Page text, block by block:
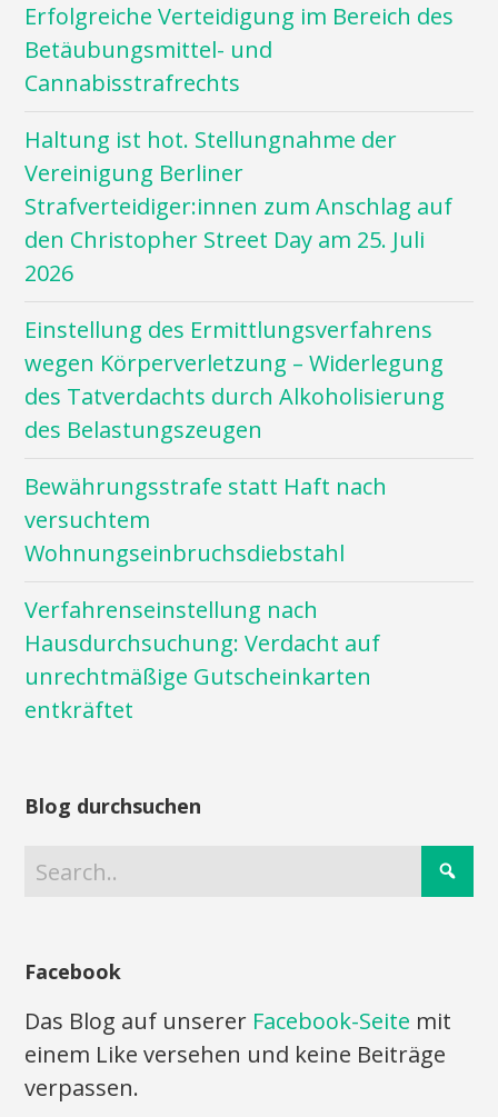
Erfolgreiche Verteidigung im Bereich des
Betäubungsmittel- und
Cannabisstrafrechts
Haltung ist hot. Stellungnahme der
Vereinigung Berliner
Strafverteidiger:innen zum Anschlag auf
den Christopher Street Day am 25. Juli
2026
Einstellung des Ermittlungsverfahrens
wegen Körperverletzung – Widerlegung
des Tatverdachts durch Alkoholisierung
des Belastungszeugen
Bewährungsstrafe statt Haft nach
versuchtem
Wohnungseinbruchsdiebstahl
Verfahrenseinstellung nach
Hausdurchsuchung: Verdacht auf
unrechtmäßige Gutscheinkarten
entkräftet
Blog durchsuchen
Facebook
Das Blog auf unserer Facebook-Seite mit
einem Like versehen und keine Beiträge
verpassen.